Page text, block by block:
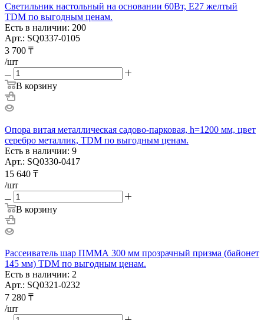
Светильник настольный на основании 60Вт, E27 желтый
TDM по выгодным ценам.
Есть в наличии: 200
Арт.: SQ0337-0105
3 700 ₸
/шт
В корзину
Опора витая металлическая садово-парковая, h=1200 мм, цвет
серебро металлик, TDM по выгодным ценам.
Есть в наличии: 9
Арт.: SQ0330-0417
15 640 ₸
/шт
В корзину
Рассеиватель шар ПММА 300 мм прозрачный призма (байонет
145 мм) TDM по выгодным ценам.
Есть в наличии: 2
Арт.: SQ0321-0232
7 280 ₸
/шт